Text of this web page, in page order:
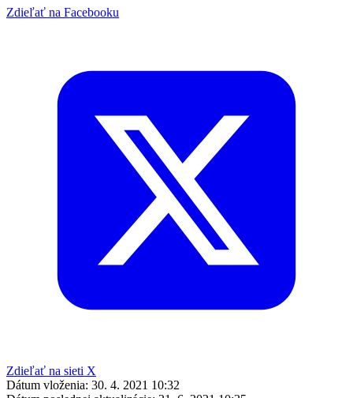
Zdieľať na Facebooku
Zdieľať na sieti X
Dátum vloženia: 30. 4. 2021 10:32